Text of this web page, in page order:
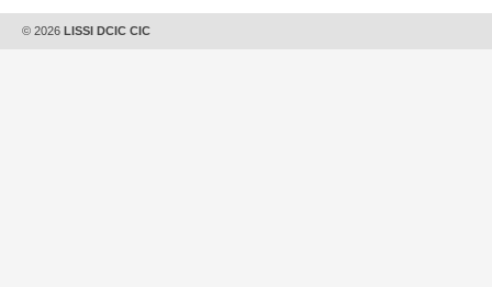
© 2026 LISSI DCIC CIC